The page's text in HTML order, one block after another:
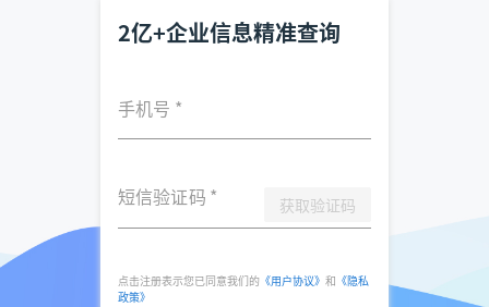
2亿+企业信息精准查询
手机号 *
短信验证码 * 获取验证码
点击注册表示您已同意我们的 《用户协议》 和 《隐私
政策》